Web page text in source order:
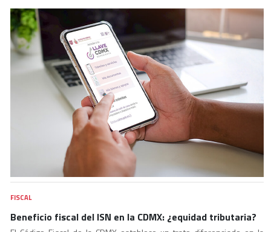
FISCAL
Beneficio fiscal del ISN en la CDMX: ¿equidad tributaria?